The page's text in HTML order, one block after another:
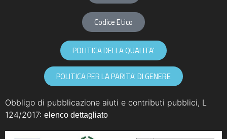
Codice Etico
POLITICA DELLA QUALITA'
POLITICA PER LA PARITA' DI GENERE
Obbligo di pubblicazione aiuti e contributi pubblici, L
124/2017: elenco dettagliato